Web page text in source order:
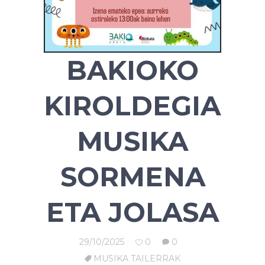
BAKIOKO
KIROLDEGIAN:
MUSIKA
SORMENA
ETA JOLASA
29/10/2025 0
0
MUSIKA TAILERRAK